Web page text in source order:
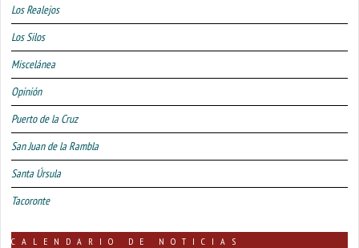
Los Realejos
Los Silos
Miscelánea
Opinión
Puerto de la Cruz
San Juan de la Rambla
Santa Úrsula
Tacoronte
CALENDARIO DE NOTICIAS